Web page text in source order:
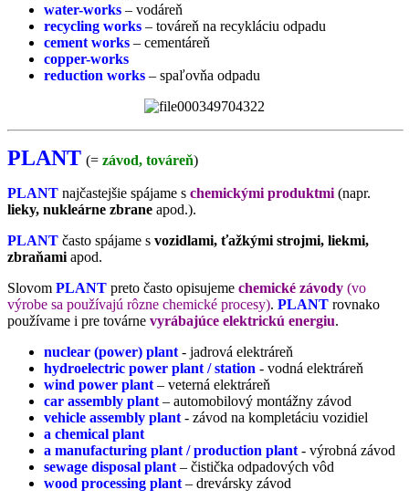
water-works – vodáreň
recycling works – továreň na recykláciu odpadu
cement works – cementáreň
copper-works
reduction works – spaľovňa odpadu
PLANT (= závod, továreň)
PLANT najčastejšie spájame s chemickými produktmi (napr.
lieky, nukleárne zbrane apod.).
PLANT často spájame s vozidlami, ťažkými strojmi, liekmi,
zbraňami apod.
Slovom PLANT preto často opisujeme chemické závody (vo
výrobe sa používajú rôzne chemické procesy). PLANT rovnako
používame i pre továrne vyrábajúce elektrickú energiu.
nuclear (power) plant - jadrová elektráreň
hydroelectric power plant / station - vodná elektráreň
wind power plant – veterná elektráreň
car assembly plant – automobilový montážny závod
vehicle assembly plant - závod na kompletáciu vozidiel
a chemical plant
a manufacturing plant / production plant - výrobná závod
sewage disposal plant – čistička odpadových vôd
wood processing plant – drevársky závod